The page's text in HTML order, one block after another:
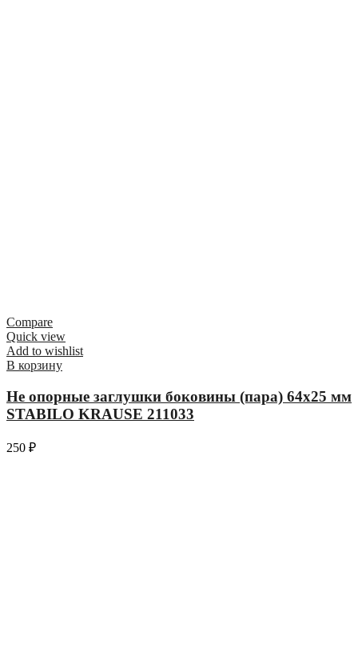
Compare
Quick view
Add to wishlist
В корзину
Не опорные заглушки боковины (пара) 64х25 мм
STABILO KRAUSE 211033
250 ₽